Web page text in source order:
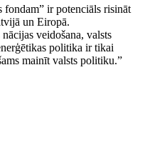
fondam” ir potenciāls risināt
un Eiropā.
veidošana, valsts
politika ir tikai
mainīt valsts politiku.”